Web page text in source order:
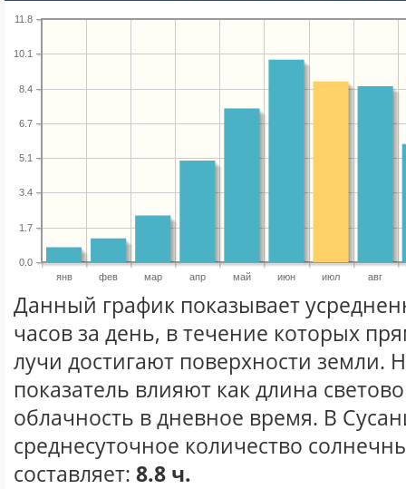
янв фев мар апр май июн июл авг
0.0
1.7
3.4
5.1
6.7
8.4
10.1
11.8
Данный график показывает
часов за день, в течение которых
лучи достигают поверхности земли.
показатель влияют как длина
облачность в дневное время. В
среднесуточное количество
составляет: 8.8 ч.